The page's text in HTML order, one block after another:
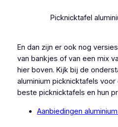
Picknicktafel
En dan zijn er ook nog
van bankjes of van een mix
hier boven. Kijk bij de
aluminium picknicktafels
beste picknicktafels en hun
Aanbiedingen